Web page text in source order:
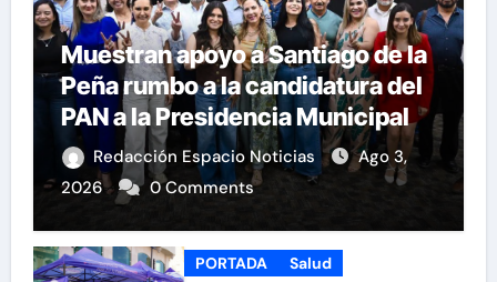
Muestran apoyo a Santiago de la
Peña rumbo a la candidatura del
PAN a la Presidencia Municipal
Redacción Espacio Noticias
Ago 3,
2026
0 Comments
PORTADA Salud